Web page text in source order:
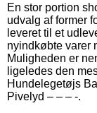
En stor portion
udvalg af former
leveret til et
nyindkøbte varer
Muligheden er
ligeledes den
Hundelegetøjs
Pivelyd – – – -.